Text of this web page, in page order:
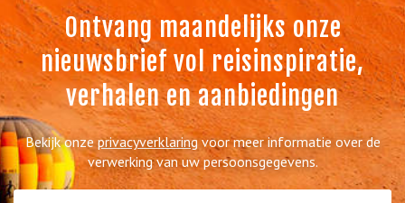
Ontvang maandelijks onze
nieuwsbrief vol reisinspiratie,
verhalen en aanbiedingen
Bekijk onzeprivacyverklaringvoor meer informatie over de
verwerking van uw persoonsgegevens.